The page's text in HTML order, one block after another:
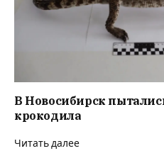
В Новосибирск
крокодила
Читать далее